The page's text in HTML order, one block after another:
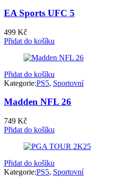
EA Sports UFC 5
499 Kč
Přidat do košíku
Přidat do košíku
Kategorie:PS5, Sportovní
Madden NFL 26
749 Kč
Přidat do košíku
Přidat do košíku
Kategorie:PS5, Sportovní